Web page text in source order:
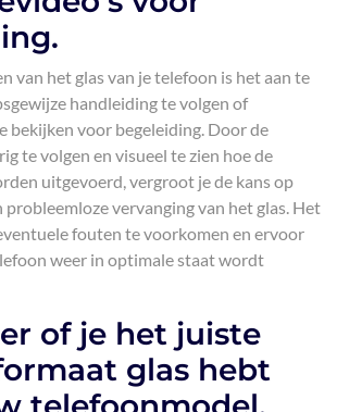
van het glas van je telefoon is het aan te
handleiding te volgen of
bekijken voor begeleiding. Door de
te volgen en visueel te zien hoe de
uitgevoerd, vergroot je de kans op
probleemloze vervanging van het glas. Het
fouten te voorkomen en ervoor
weer in optimale staat wordt
of je het juiste
glas hebt